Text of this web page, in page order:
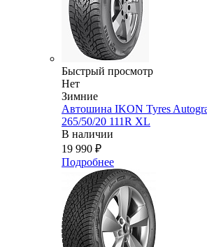
Быстрый просмотр
Нет
Зимние
Автошина IKON Tyres
265/50/20 111R XL
В наличии
19 990 ₽
Подробнее